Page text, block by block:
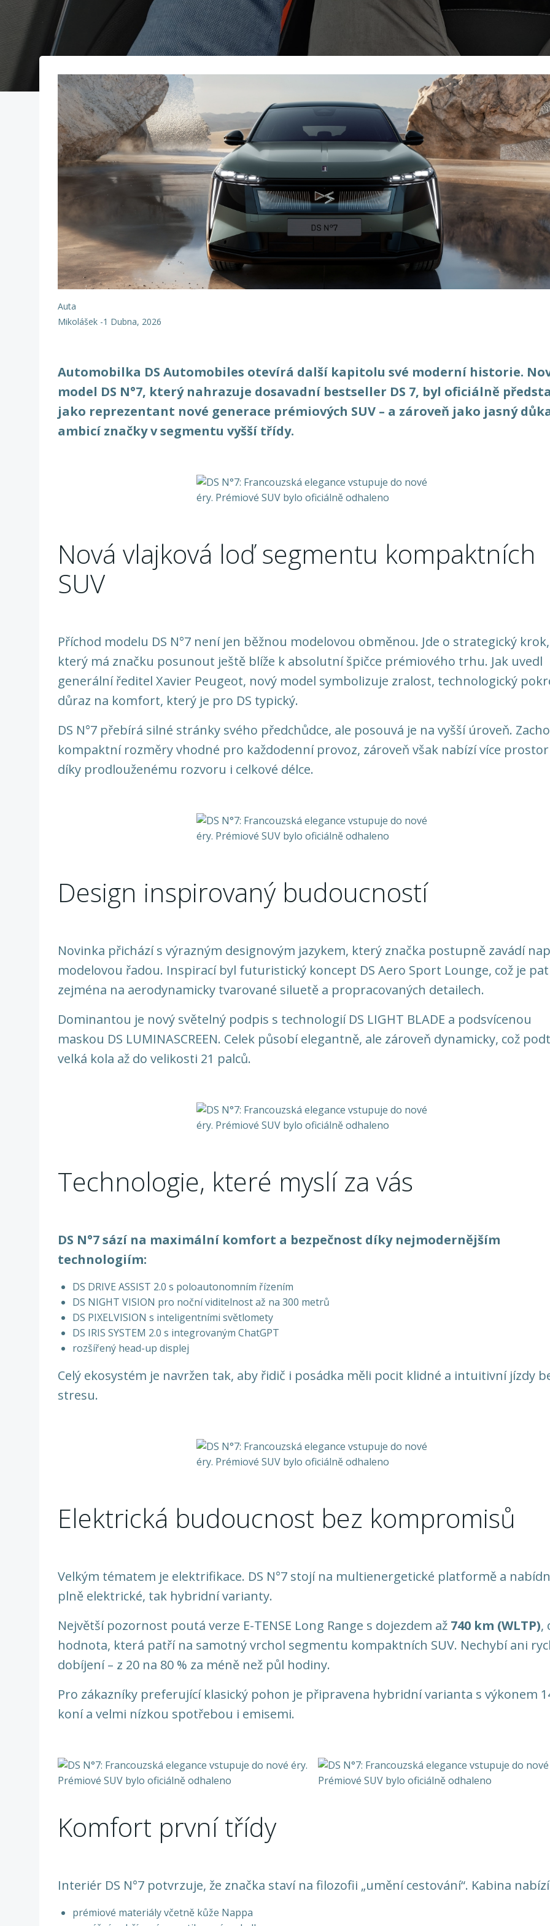
Auta
Mikolášek -1 Dubna, 2026
Automobilka DS Automobiles otevírá další kapitolu své moderní historie.
model DS N°7, který nahrazuje dosavadní bestseller DS 7, byl oficiálně
jako reprezentant nové generace prémiových SUV – a zároveň jako jasný
ambicí značky v segmentu vyšší třídy.
Nová vlajková loď segmentu kompaktních
SUV
Příchod modelu DS N°7 není jen běžnou modelovou obměnou. Jde o strategický krok,
který má značku posunout ještě blíže k absolutní špičce prémiového trhu. Jak uvedl
generální ředitel Xavier Peugeot, nový model symbolizuje zralost, technologický
důraz na komfort, který je pro DS typický.
DS N°7 přebírá silné stránky svého předchůdce, ale posouvá je na vyšší úroveň.
kompaktní rozměry vhodné pro každodenní provoz, zároveň však nabízí více
díky prodlouženému rozvoru i celkové délce.
Design inspirovaný budoucností
Novinka přichází s výrazným designovým jazykem, který značka postupně zavádí
modelovou řadou. Inspirací byl futuristický koncept DS Aero Sport Lounge, což je
zejména na aerodynamicky tvarované siluetě a propracovaných detailech.
Dominantou je nový světelný podpis s technologií DS LIGHT BLADE a podsvícenou
maskou DS LUMINASCREEN. Celek působí elegantně, ale zároveň dynamicky, což
velká kola až do velikosti 21 palců.
Technologie, které myslí za vás
DS N°7 sází na maximální komfort a bezpečnost díky nejmodernějším
technologiím:
DS DRIVE ASSIST 2.0 s poloautonomním řízením
DS NIGHT VISION pro noční viditelnost až na 300 metrů
DS PIXELVISION s inteligentními světlomety
DS IRIS SYSTEM 2.0 s integrovaným ChatGPT
rozšířený head-up displej
Celý ekosystém je navržen tak, aby řidič i posádka měli pocit klidné a intuitivní jízdy
stresu.
Elektrická budoucnost bez kompromisů
Velkým tématem je elektrifikace. DS N°7 stojí na multienergetické platformě a
plně elektrické, tak hybridní varianty.
Největší pozornost poutá verze E-TENSE Long Range s dojezdem až 740 km (WLTP),
hodnota, která patří na samotný vrchol segmentu kompaktních SUV. Nechybí ani
dobíjení – z 20 na 80 % za méně než půl hodiny.
Pro zákazníky preferující klasický pohon je připravena hybridní varianta s výkonem
koní a velmi nízkou spotřebou i emisemi.
Komfort první třídy
Interiér DS N°7 potvrzuje, že značka staví na filozofii „umění cestování“. Kabina
prémiové materiály včetně kůže Nappa